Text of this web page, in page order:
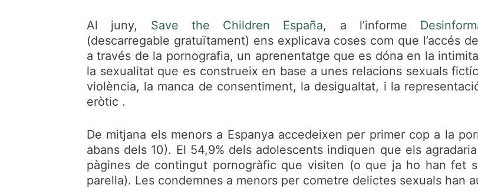
Al juny, Save the Children España, a l’informe
(descarregable gratuïtament) ens explicava coses com que l’accés
a través de la pornografia, un aprenentatge que es dóna en la
la sexualitat que es construeix en base a unes relacions sexuals
violència, la manca de consentiment, la desigualtat, i la
eròtic .
De mitjana els menors a Espanya accedeixen per primer cop a la
abans dels 10). El 54,9% dels adolescents indiquen que els
pàgines de contingut pornogràfic que visiten (o que ja ho han fet
parella). Les condemnes a menors per cometre delictes sexuals han